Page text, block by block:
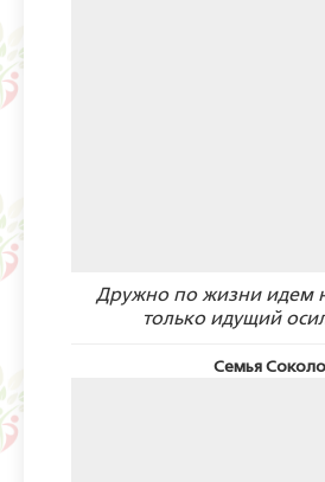
Дружно по жизни идем
только идущий
Семья